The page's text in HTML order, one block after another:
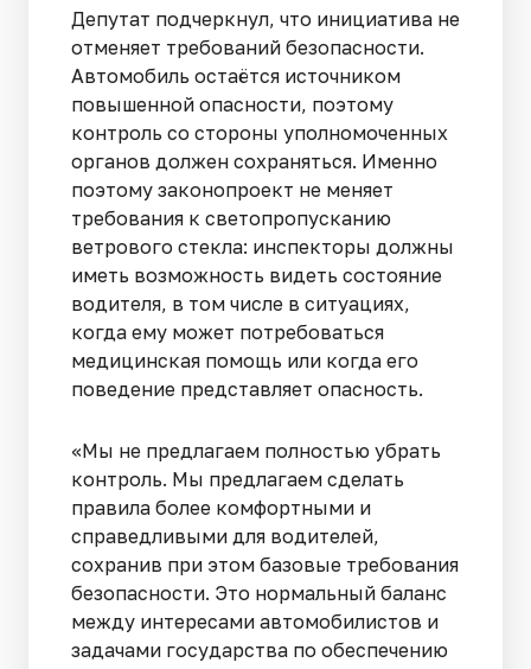
Депутат подчеркнул, что инициатива не
отменяет требований безопасности.
Автомобиль остаётся источником
повышенной опасности, поэтому
контроль со стороны уполномоченных
органов должен сохраняться. Именно
поэтому законопроект не меняет
требования к светопропусканию
ветрового стекла: инспекторы должны
иметь возможность видеть состояние
водителя, в том числе в ситуациях,
когда ему может потребоваться
медицинская помощь или когда его
поведение представляет опасность.
«Мы не предлагаем полностью убрать
контроль. Мы предлагаем сделать
правила более комфортными и
справедливыми для водителей,
сохранив при этом базовые требования
безопасности. Это нормальный баланс
между интересами автомобилистов и
задачами государства по обеспечению